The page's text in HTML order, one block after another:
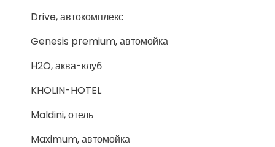
Drive, автокомплекс
Genesis premium, автомойка
H2O, аква-клуб
KHOLIN-HOTEL
Maldini, отель
Maximum, автомойка